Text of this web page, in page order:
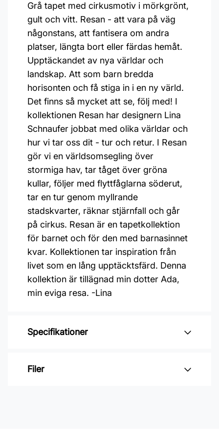
Grå tapet med cirkusmotiv i mörkgrönt,
gult och vitt. Resan - att vara på väg
någonstans, att fantisera om andra
platser, längta bort eller färdas hemåt.
Upptäckandet av nya världar och
landskap. Att som barn bredda
horisonten och få stiga in i en ny värld.
Det finns så mycket att se, följ med! I
kollektionen Resan har designern Lina
Schnaufer jobbat med olika världar och
hur vi tar oss dit - tur och retur. I Resan
gör vi en världsomsegling över
stormiga hav, tar tåget över gröna
kullar, följer med flyttfåglarna söderut,
tar en tur genom myllrande
stadskvarter, räknar stjärnfall och går
på cirkus. Resan är en tapetkollektion
för barnet och för den med barnasinnet
kvar. Kollektionen tar inspiration från
livet som en lång upptäcktsfärd. Denna
kollektion är tillägnad min dotter Ada,
min eviga resa. -Lina
Specifikationer
Varumärke: Midbec Tapeter
Filer